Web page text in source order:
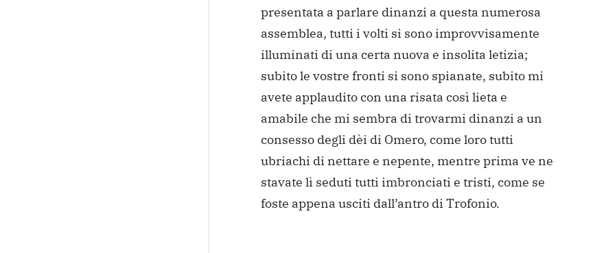
presentata a parlare dinanzi a questa numerosa
assemblea, tutti i volti si sono improvvisamente
illuminati di una certa nuova e insolita letizia;
subito le vostre fronti si sono spianate, subito mi
avete applaudito con una risata così lieta e
amabile che mi sembra di trovarmi dinanzi a un
consesso degli dèi di Omero, come loro tutti
ubriachi di nettare e nepente, mentre prima ve ne
stavate lì seduti tutti imbronciati e tristi, come se
foste appena usciti dall’antro di Trofonio.